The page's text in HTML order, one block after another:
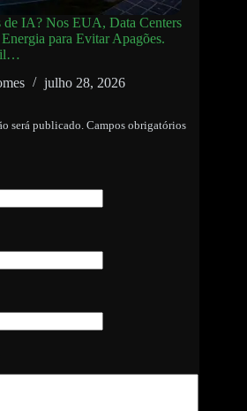
de IA? Nos EUA, Data Centers
para Evitar Apagões.
julho 28, 2026
será publicado. Campos obrigatórios